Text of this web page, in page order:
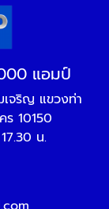
แอมป์
จริญ แขวงท่า
ร 10150
น.